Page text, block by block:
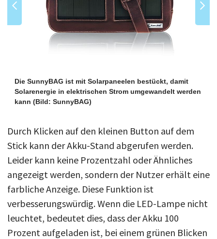
Die SunnyBAG ist mit Solarpaneelen bestückt, damit
Solarenergie in elektrischen Strom umgewandelt werden
kann (Bild: SunnyBAG)
Durch Klicken auf den kleinen Button auf dem
Stick kann der Akku-Stand abgerufen werden.
Leider kann keine Prozentzahl oder Ähnliches
angezeigt werden, sondern der Nutzer erhält eine
farbliche Anzeige. Diese Funktion ist
verbesserungswürdig. Wenn die LED-Lampe nicht
leuchtet, bedeutet dies, dass der Akku 100
Prozent aufgeladen ist, bei einem grünen Blicken